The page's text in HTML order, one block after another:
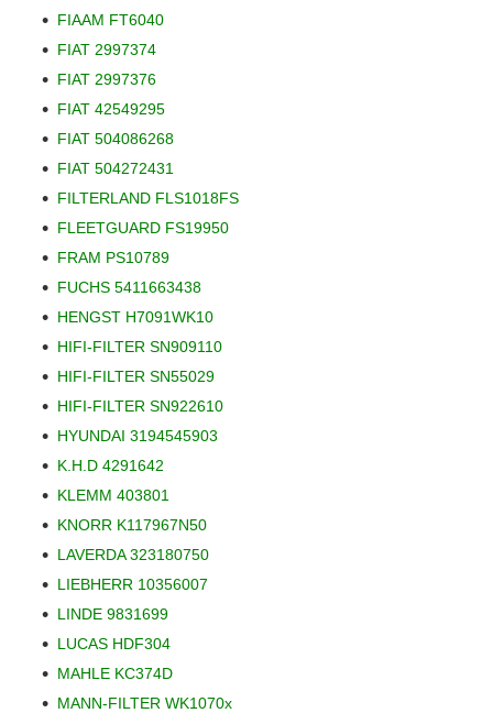
FIAAM FT6040
FIAT 2997374
FIAT 2997376
FIAT 42549295
FIAT 504086268
FIAT 504272431
FILTERLAND FLS1018FS
FLEETGUARD FS19950
FRAM PS10789
FUCHS 5411663438
HENGST H7091WK10
HIFI-FILTER SN909110
HIFI-FILTER SN55029
HIFI-FILTER SN922610
HYUNDAI 3194545903
K.H.D 4291642
KLEMM 403801
KNORR K117967N50
LAVERDA 323180750
LIEBHERR 10356007
LINDE 9831699
LUCAS HDF304
MAHLE KC374D
MANN-FILTER WK1070x